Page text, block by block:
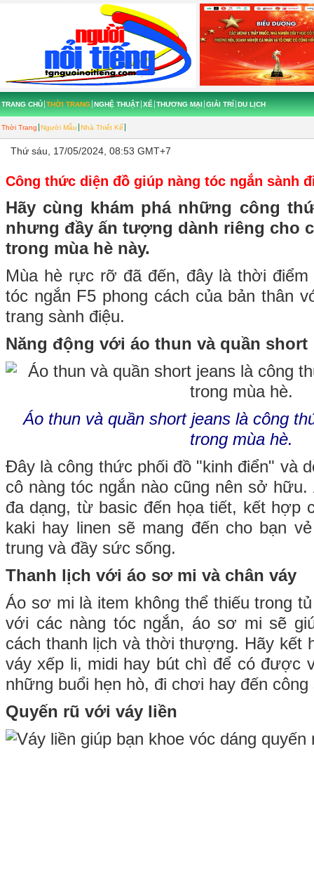
TRANG CHỦ THỜI TRANG
Thời Trang Người Mẫu Nhà Thiết Kế
NGHỆ THUẬT XẾ THƯƠNG MẠI GIẢI TRÍ DU LỊCH
Thứ sáu, 17/05/2024, 08:53 GMT+7
Công thức diện đồ giúp nàng tóc ngắn sành
Hãy cùng khám phá những công
nhưng đầy ấn tượng dành riêng cho
trong mùa hè này.
Mùa hè rực rỡ đã đến, đây là thời
tóc ngắn F5 phong cách của bản thân
trang sành điệu.
Năng động với áo thun và quần short
Áo thun và quần short jeans là công
trong mùa hè.
Đây là công thức phối đồ "kinh điển" và
cô nàng tóc ngắn nào cũng nên sở
đa dạng, từ basic đến họa tiết, kết hợp
kaki hay linen sẽ mang đến cho bạn
trung và đầy sức sống.
Thanh lịch với áo sơ mi và chân váy
Áo sơ mi là item không thể thiếu trong
với các nàng tóc ngắn, áo sơ mi sẽ
cách thanh lịch và thời thượng. Hãy kết
váy xếp li, midi hay bút chì để có được
những buổi hẹn hò, đi chơi hay đến
Quyến rũ với váy liền